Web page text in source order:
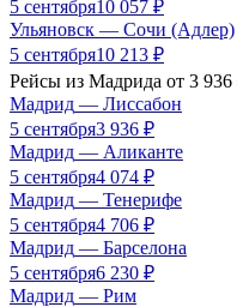
5 сентября10 057 ₽
Ульяновск — Сочи (Адлер)
5 сентября10 213 ₽
Рейсы из Мадрида от 3 936
Мадрид — Лиссабон
5 сентября3 936 ₽
Мадрид — Аликанте
5 сентября4 074 ₽
Мадрид — Тенерифе
5 сентября4 706 ₽
Мадрид — Барселона
5 сентября6 230 ₽
Мадрид — Рим